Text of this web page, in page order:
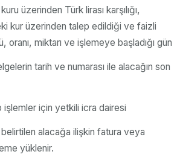
üzerinden Türk lirası karşılığı,
kur üzerinden talep edildiği ve faizli
oranı, miktarı ve işlemeye başladığı gün
tarih ve numarası ile alacağın son
için yetkili icra dairesi
alacağa ilişkin fatura veya
yüklenir.